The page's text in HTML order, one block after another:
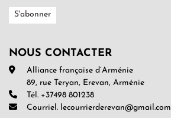
NOUS CONTACTER
Alliance française d’Arménie
89, rue Teryan, Erevan, Arménie
Tél. +37498 801238
Courriel. lecourrierderevan@gmail.com